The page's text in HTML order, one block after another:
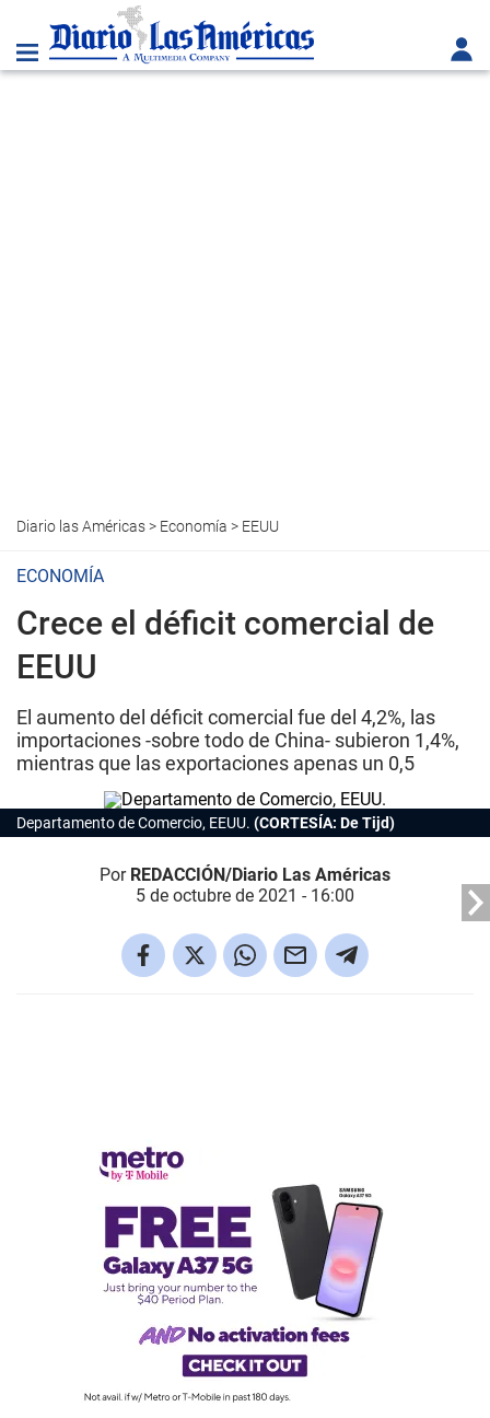
Diario las Américas> Economía > EEUU
ECONOMÍA
Crece el déficit comercial de
EEUU
El aumento del déficit comercial fue del 4,2%, las
importaciones -sobre todo de China- subieron 1,4%,
mientras que las exportaciones apenas un 0,5
Departamento de Comercio, EEUU. (CORTESÍA: De Tijd)
Por REDACCIÓN/Diario Las Américas
5 de octubre de 2021 - 16:00